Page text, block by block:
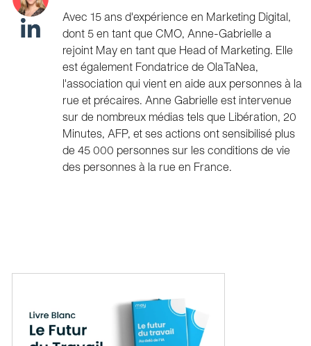
Avec 15 ans d'expérience en Marketing Digital,
dont 5 en tant que CMO, Anne-Gabrielle a
rejoint May en tant que Head of Marketing. Elle
est également Fondatrice de OlaTaNea,
l'association qui vient en aide aux personnes à la
rue et précaires. Anne Gabrielle est intervenue
sur de nombreux médias tels que Libération, 20
Minutes, AFP, et ses actions ont sensibilisé plus
de 45 000 personnes sur les conditions de vie
des personnes à la rue en France.